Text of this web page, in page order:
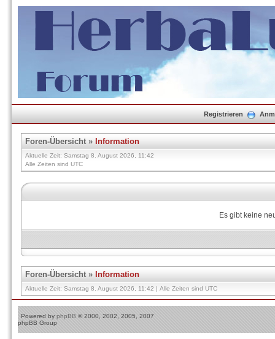
Registrieren
Foren-Übersicht» Information
Aktuelle Zeit: Samstag 8. August 2026, 11:42
Alle Zeiten sind UTC
Es gibt keine
Foren-Übersicht» Information
Aktuelle Zeit: Samstag 8. August 2026, 11:42 | Alle Zeiten sind UTC
Powered by phpBB © 2000, 2002, 2005, 2007
phpBB Group